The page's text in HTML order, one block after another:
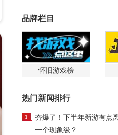
品牌栏目
怀旧游戏榜
热门新闻排行
1
夯爆了！下半年新游有点
一个现象级？